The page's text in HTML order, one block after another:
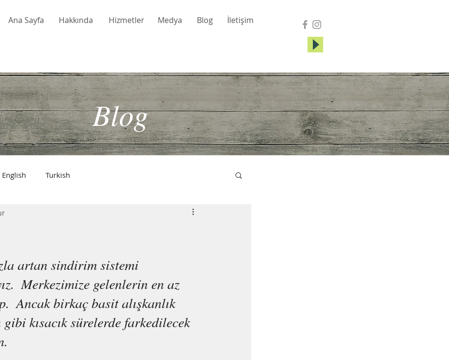
Ana Sayfa Hakkında Hizmetler Medya Blog İletişim
Blog
English Turkish
artan sindirim sistemi
Merkezimize gelenlerin en az
Ancak birkaç basit alışkanlık
kısacık sürelerde farkedilecek